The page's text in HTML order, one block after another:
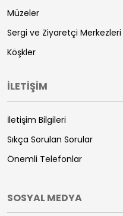
Müzeler
Sergi ve Ziyaretçi Merkezleri
Köşkler
İLETİŞİM
İletişim Bilgileri
Sıkça Sorulan Sorular
Önemli Telefonlar
SOSYAL MEDYA